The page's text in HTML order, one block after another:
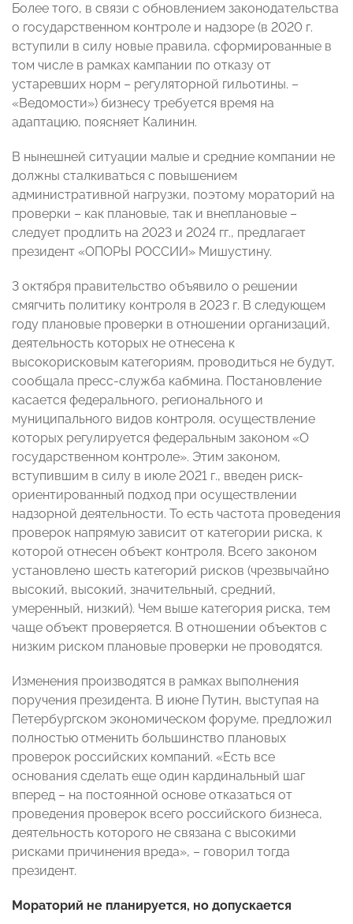
Более того, в связи с обновлением законодательства
о государственном контроле и надзоре (в 2020 г.
вступили в силу новые правила, сформированные в
том числе в рамках кампании по отказу от
устаревших норм – регуляторной гильотины. –
«Ведомости») бизнесу требуется время на
адаптацию, поясняет Калинин.
В нынешней ситуации малые и средние компании не
должны сталкиваться с повышением
административной нагрузки, поэтому мораторий на
проверки – как плановые, так и внеплановые –
следует продлить на 2023 и 2024 гг., предлагает
президент «ОПОРЫ РОССИИ» Мишустину.
3 октября правительство объявило о решении
смягчить политику контроля в 2023 г. В следующем
году плановые проверки в отношении организаций,
деятельность которых не отнесена к
высокорисковым категориям, проводиться не будут,
сообщала пресс-служба кабмина. Постановление
касается федерального, регионального и
муниципального видов контроля, осуществление
которых регулируется федеральным законом «О
государственном контроле». Этим законом,
вступившим в силу в июле 2021 г., введен риск-
ориентированный подход при осуществлении
надзорной деятельности. То есть частота проведения
проверок напрямую зависит от категории риска, к
которой отнесен объект контроля. Всего законом
установлено шесть категорий рисков (чрезвычайно
высокий, высокий, значительный, средний,
умеренный, низкий). Чем выше категория риска, тем
чаще объект проверяется. В отношении объектов с
низким риском плановые проверки не проводятся.
Изменения производятся в рамках выполнения
поручения президента. В июне Путин, выступая на
Петербургском экономическом форуме, предложил
полностью отменить большинство плановых
проверок российских компаний. «Есть все
основания сделать еще один кардинальный шаг
вперед – на постоянной основе отказаться от
проведения проверок всего российского бизнеса,
деятельность которого не связана с высокими
рисками причинения вреда», – говорил тогда
президент.
Мораторий не планируется, но допускается